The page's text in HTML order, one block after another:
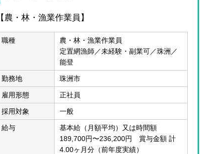
【農・林・漁業作業員】
職種
農・林・漁業作業員
定置網漁師／未経験・副業可／珠洲／
能登
勤務地 珠洲市
雇用形態 正社員
採用対象 一般
給与
基本給（月額平均）又は時間額
189,700円〜236,200円 賞与金額 計
4.00ヶ月分（前年度実績）